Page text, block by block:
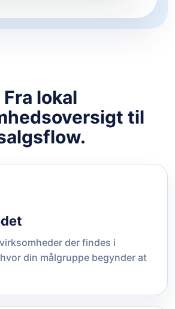
Fra lokal
til
der findes i
din målgruppe begynder at